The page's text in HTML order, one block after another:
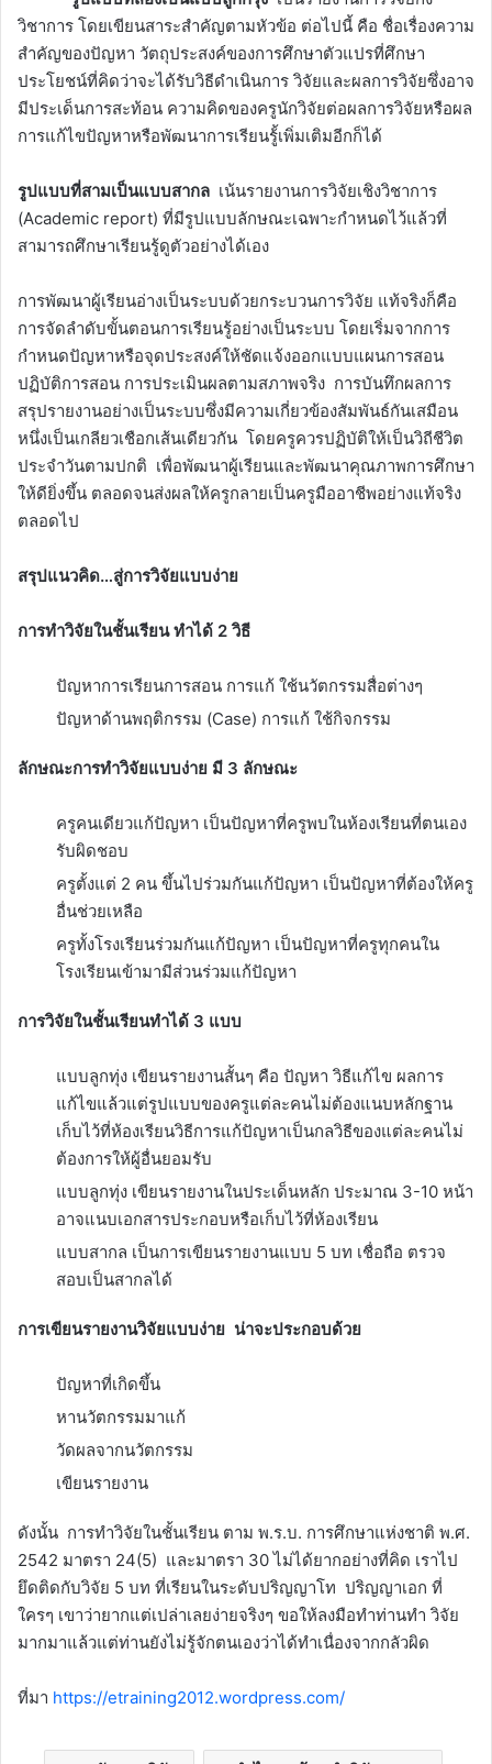
วิชาการ โดยเขียนสาระสำคัญตามหัวข้อ ต่อไปนี้ คือ ชื่อเรื่องความ
สำคัญของปัญหา วัตถุประสงค์ของการศึกษาตัวแปรที่ศึกษา
ประโยชน์ที่คิดว่าจะได้รับวิธีดำเนินการ วิจัยและผลการวิจัยซึ่งอาจ
มีประเด็นการสะท้อน ความคิดของครูนักวิจัยต่อผลการวิจัยหรือผล
การแก้ไขปัญหาหรือพัฒนาการเรียนรู้้เพิ่มเติมอีกก็ได้
รูปแบบที่สามเป็นแบบสากล เน้นรายงานการวิจัยเชิงวิชาการ
(Academic report) ที่มีรูปแบบลักษณะเฉพาะกำหนดไว้แล้วที่
สามารถศึกษาเรียนรู้ดูตัวอย่างได้เอง
การพัฒนาผู้เรียนอ่างเป็นระบบด้วยกระบวนการวิจัย แท้จริงก็คือ
การจัดลำดับขั้นตอนการเรียนรู้อย่างเป็นระบบ โดยเริ่มจากการ
กำหนดปัญหาหรือจุดประสงค์ให้ชัดแจ้งออกแบบแผนการสอน
ปฏิบัติการสอน การประเมินผลตามสภาพจริง การบันทึกผลการ
สรุปรายงานอย่างเป็นระบบซึ่งมีความเกี่ยวข้องสัมพันธ์กันเสมือน
หนึ่งเป็นเกลียวเชือกเส้นเดียวกัน โดยครูควรปฏิบัติให้เป็นวิถีชีวิต
ประจำวันตามปกติ เพื่อพัฒนาผู้เรียนและพัฒนาคุณภาพการศึกษา
ให้ดียิ่งขึ้น ตลอดจนส่งผลให้ครูกลายเป็นครูมืออาชีพอย่างแท้จริง
ตลอดไป
สรุปแนวคิด…สู่การวิจัยแบบง่าย
การทำวิจัยในชั้นเรียน ทำได้ 2 วิธี
ปัญหาการเรียนการสอน การแก้ ใช้นวัตกรรมสื่อต่างๆ
ปัญหาด้านพฤติกรรม (Case) การแก้ ใช้กิจกรรม
ลักษณะการทำวิจัยแบบง่าย มี 3 ลักษณะ
ครูคนเดียวแก้ปัญหา เป็นปัญหาที่ครูพบในห้องเรียนที่ตนเอง
รับผิดชอบ
ครูตั้งแต่ 2 คน ขึ้นไปร่วมกันแก้ปัญหา เป็นปัญหาที่ต้องให้ครู
อื่นช่วยเหลือ
ครูทั้งโรงเรียนร่วมกันแก้ปัญหา เป็นปัญหาที่ครูทุกคนใน
โรงเรียนเข้ามามีส่วนร่วมแก้ปัญหา
การวิจัยในชั้นเรียนทำได้ 3 แบบ
แบบลูกทุ่ง เขียนรายงานสั้นๆ คือ ปัญหา วิธีแก้ไข ผลการ
แก้ไขแล้วแต่รูปแบบของครูแต่ละคนไม่ต้องแนบหลักฐาน
เก็บไว้ที่ห้องเรียนวิธีการแก้ปัญหาเป็นกลวิธีของแต่ละคนไม่
ต้องการให้ผู้อื่นยอมรับ
แบบลูกทุ่ง เขียนรายงานในประเด็นหลัก ประมาณ 3-10 หน้า
อาจแนบเอกสารประกอบหรือเก็บไว้ที่ห้องเรียน
แบบสากล เป็นการเขียนรายงานแบบ 5 บท เชื่อถือ ตรวจ
สอบเป็นสากลได้
การเขียนรายงานวิจัยแบบง่าย น่าจะประกอบด้วย
ปัญหาที่เกิดขึ้น
หานวัตกรรมมาแก้
วัดผลจากนวัตกรรม
เขียนรายงาน
ดังนั้น การทำวิจัยในชั้นเรียน ตาม พ.ร.บ. การศึกษาแห่งชาติ พ.ศ.
2542 มาตรา 24(5) และมาตรา 30 ไม่ได้ยากอย่างที่คิด เราไป
ยึดติดกับวิจัย 5 บท ที่เรียนในระดับปริญญาโท ปริญญาเอก ที่
ใครๆ เขาว่ายากแต่เปล่าเลยง่ายจริงๆ ขอให้ลงมือทำท่านทำ วิจัย
มากมาแล้วแต่ท่านยังไม่รู้จักตนเองว่าได้ทำเนื่องจากกลัวผิด
ที่มา https://etraining2012.wordpress.com/